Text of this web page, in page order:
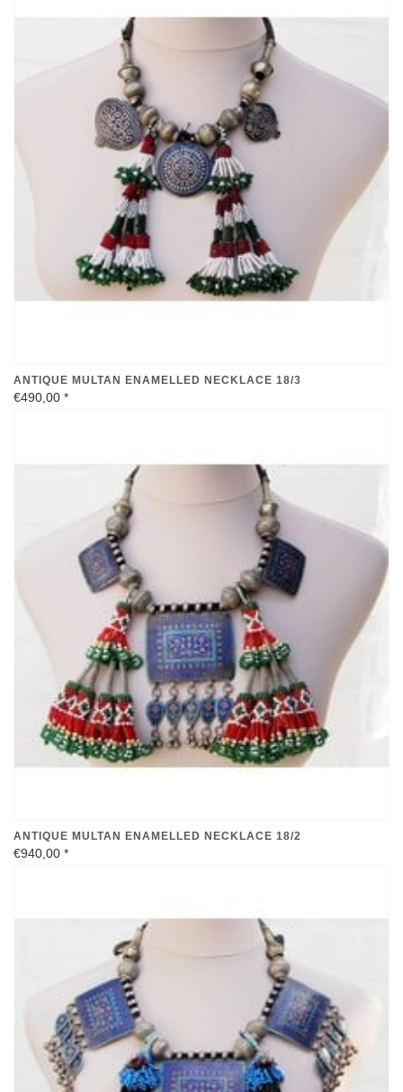
ANTIQUE MULTAN ENAMELLED NECKLACE 18/3
€490,00 *
ANTIQUE MULTAN ENAMELLED NECKLACE 18/2
€940,00 *